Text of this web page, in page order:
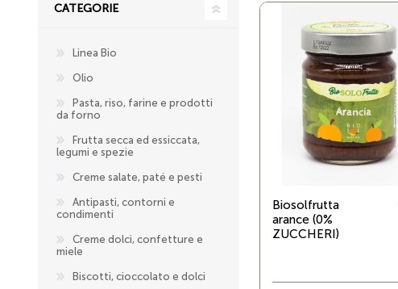
Biosolfrutta
arance (0%
ZUCCHERI)
CATEGORIE
Linea Bio
Olio
Pasta, riso, farine e prodotti
da forno
Frutta secca ed essiccata,
legumi e spezie
Creme salate, paté e pesti
Antipasti, contorni e
condimenti
Creme dolci, confetture e
miele
Biscotti, cioccolato e dolci